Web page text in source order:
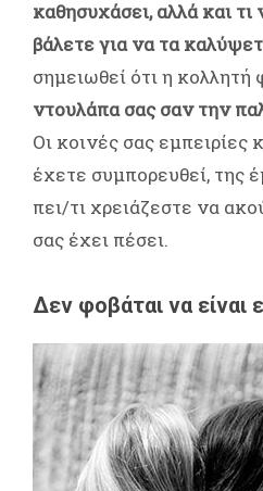
καθησυχάσει, αλλά και
βάλετε για να τα
σημειωθεί ότι η κολλητή
ντουλάπα σας σαν την
Οι κοινές σας εμπειρίες
έχετε συμπορευθεί, της
πει/τι χρειάζεστε να
σας έχει πέσει.
Δεν φοβάται να είναι